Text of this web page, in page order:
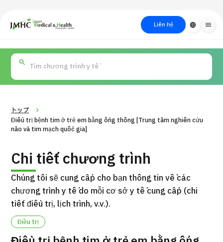
Trung tâm Du lịch Y tế & Sức khỏe Nhật Bản (JMHC)
Liên hệ language menu
Về Japan
Medical
Quy trình khám chữa
bệnh
Tìm theo
bộ phận
Tìm theo xét
nghiệm / phương
kiếm y
PICK UP PROGRAM
Gói dịch vụ ý kiến y tế thứ hai cho bệnh nhân quốc tế（Bệnh
viện Đa khoa Shonan Kamakura）
トップ
Điều trị bệnh tim ở trẻ em bằng ống thông [Trung tâm nghiên cứu
não và tim mạch quốc gia]
Chi tiết chương trình
Chúng tôi sẽ cung cấp cho bạn thông tin về các
chương trình y tế do mỗi cơ sở y tế cung cấp (chi
tiết điều trị, lịch trình, v.v.).
Điều trị